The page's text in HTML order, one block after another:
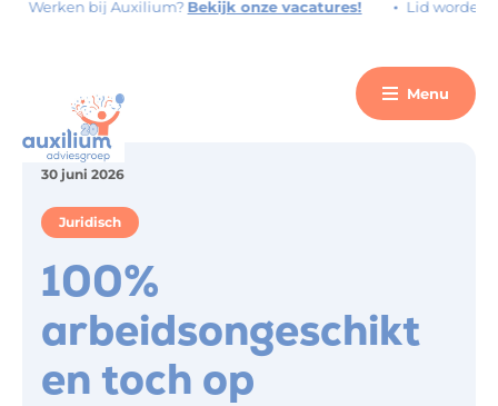
Werken bij Auxilium?Bekijk onze vacatures! Lid worden?
Menu
30 juni 2026
Juridisch
100%
arbeidsongeschikt
en toch op